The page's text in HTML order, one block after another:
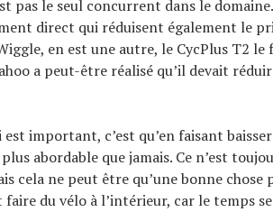
pas le seul concurrent dans le
direct qui réduisent également le
en est une autre, le CycPlus T2 le
a peut-être réalisé qu’il devait
important, c’est qu’en faisant
abordable que jamais. Ce n’est
cela ne peut être qu’une bonne chose
du vélo à l’intérieur, car le temps